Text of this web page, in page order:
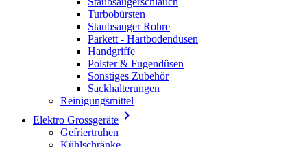
Turbobürsten
Staubsauger Rohre
Parkett - Hartbodendüsen
Handgriffe
Polster & Fugendüsen
Sonstiges Zubehör
Sackhalterungen
Reinigungsmittel
Elektro Grossgeräte 
Gefriertruhen
Kühlschränke